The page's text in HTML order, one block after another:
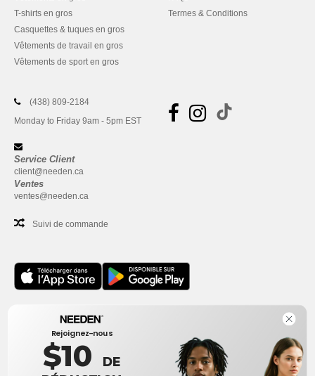
T-shirts en gros
Casquettes & tuques en gros
Vêtements de travail en gros
Vêtements de sport en gros
Termes & Conditions
(438) 809-2184
Monday to Friday 9am - 5pm EST
Service Client
client@needen.ca
Ventes
ventes@needen.ca
Suivi de commande
Bureau
One Dundas Street West Suite 2500
Toronto, Ontario, M5G 1Z3
Ceci n'est PAS l'adresse de retour. Pour les retours, voir ici
Rejoignez-nous
$10 DE